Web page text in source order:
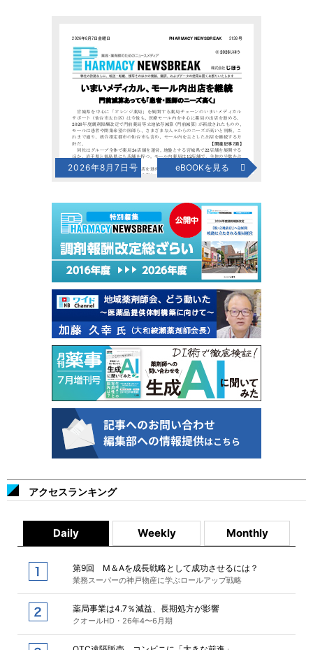
2026年8月7日号 eBOOKを見る
アクセスランキング
Daily Weekly Monthly
第9回 M＆Aを成長戦略として成功させるには？
業務スーパーの神戸物産に学ぶロールアップ戦略
薬局事業は4.7％減益、長期処方が影響
クオールHD・26年4〜6月期